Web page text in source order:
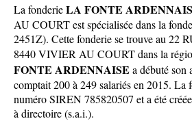
La fonderieLA FONTE
AU COURT est spécialisée dans la
2451Z). Cette fonderie se trouve au 22
8440 VIVIER AU COURT dans la
FONTE ARDENNAISE a débuté son
comptait 200 à 249 salariés en 2015. La
numéro SIREN 785820507 et a été
à directoire (s.a.i.).